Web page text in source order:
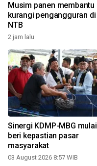
Musim panen membantu
kurangi pengangguran di
NTB
2 jam lalu
Sinergi KDMP-MBG mulai
beri kepastian pasar
masyarakat
03 August 2026 8:57 WIB